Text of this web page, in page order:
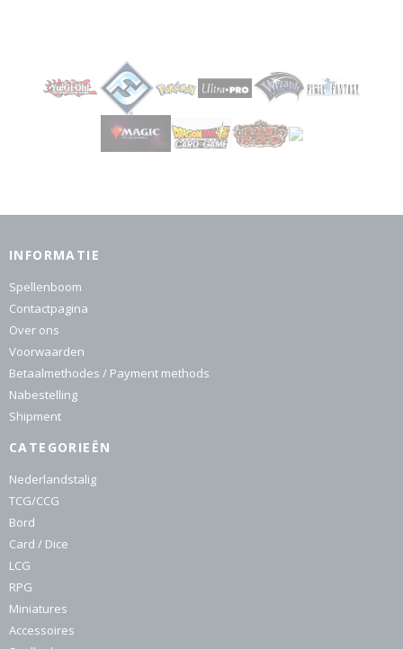
INFORMATIE
Spellenboom
Contactpagina
Over ons
Voorwaarden
Betaalmethodes / Payment methods
Nabestelling
Shipment
CATEGORIEËN
Nederlandstalig
TCG/CCG
Bord
Card / Dice
LCG
RPG
Miniatures
Accessoires